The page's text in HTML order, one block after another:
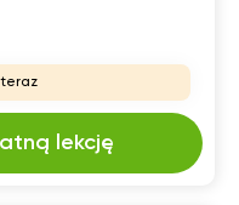
lekcję